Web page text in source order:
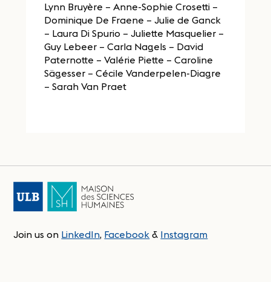
Lynn Bruyère – Anne-Sophie Crosetti –
Dominique De Fraene – Julie de Ganck
– Laura Di Spurio – Juliette Masquelier –
Guy Lebeer – Carla Nagels – David
Paternotte – Valérie Piette – Caroline
Sägesser – Cécile Vanderpelen-Diagre
– Sarah Van Praet
Join us on LinkedIn, Facebook & Instagram